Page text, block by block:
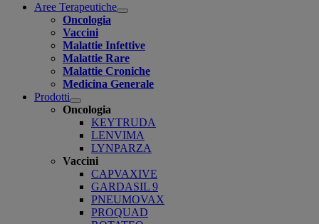
Aree Terapeutiche
Open
Oncologia
Vaccini
Malattie Infettive
Malattie Rare
Malattie Croniche
Medicina Generale
Prodotti
Open
submenu
Oncologia
KEYTRUDA
LENVIMA
LYNPARZA
Vaccini
CAPVAXIVE
GARDASIL 9
PNEUMOVAX
PROQUAD